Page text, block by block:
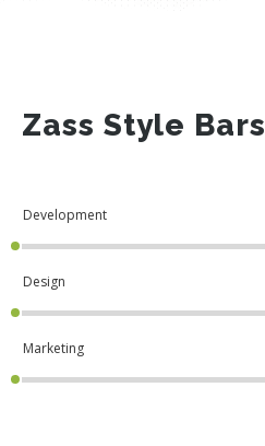
Zass Style Bars
Development
Design
Marketing